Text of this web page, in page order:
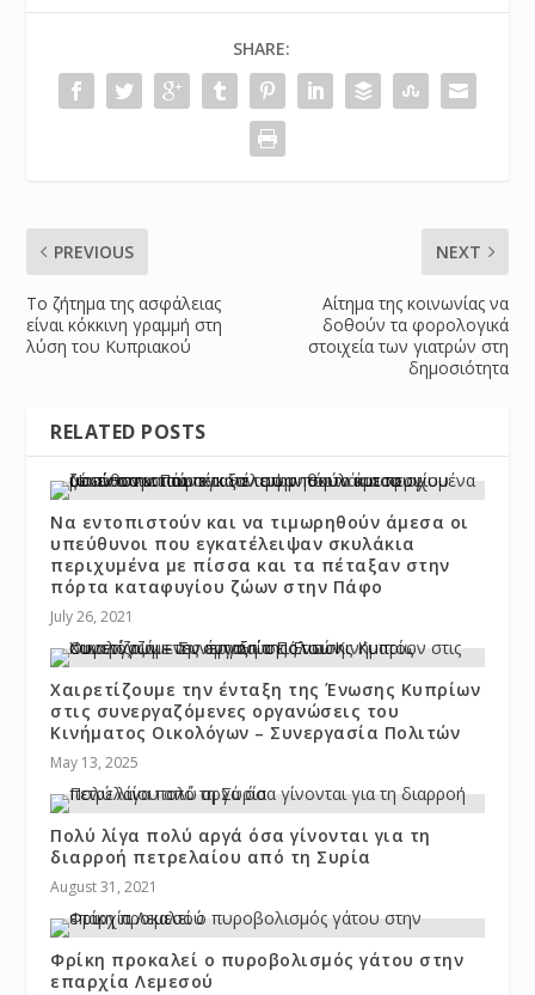
SHARE:
PREVIOUS
Το ζήτημα της ασφάλειας
είναι κόκκινη γραμμή στη
λύση του Κυπριακού
NEXT
Αίτημα της κοινωνίας να
δοθούν τα φορολογικά
στοιχεία των γιατρών στη
δημοσιότητα
RELATED POSTS
Να εντοπιστούν και να τιμωρηθούν άμεσα οι
υπεύθυνοι που εγκατέλειψαν σκυλάκια
περιχυμένα με πίσσα και τα πέταξαν στην
πόρτα καταφυγίου ζώων στην Πάφο
July 26, 2021
Χαιρετίζουμε την ένταξη της Ένωσης Κυπρίων
στις συνεργαζόμενες οργανώσεις του
Κινήματος Οικολόγων – Συνεργασία Πολιτών
May 13, 2025
Πολύ λίγα πολύ αργά όσα γίνονται για τη
διαρροή πετρελαίου από τη Συρία
August 31, 2021
Φρίκη προκαλεί ο πυροβολισμός γάτου στην
επαρχία Λεμεσού